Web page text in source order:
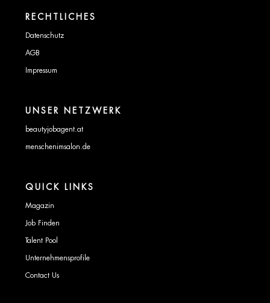
RECHTLICHES
Datenschutz
AGB
Impressum
UNSER NETZWERK
beautyjobagent.at
menschenimsalon.de
QUICK LINKS
Magazin
Job Finden
Talent Pool
Unternehmensprofile
Contact Us